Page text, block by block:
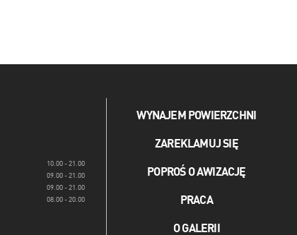
10.00 - 21.00
09.00 - 21.00
09.00 - 21.00
08.00 - 20.00
WYNAJEM POWIERZCHNI
ZAREKLAMUJ SIĘ
POPROŚ O AWIZACJĘ
PRACA
O GALERII